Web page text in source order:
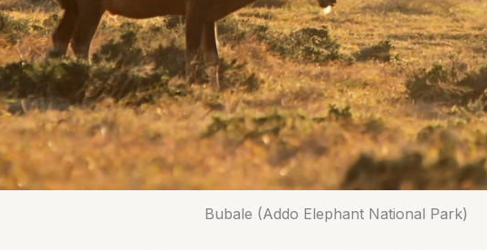
Bubale (Addo Elephant National Park)